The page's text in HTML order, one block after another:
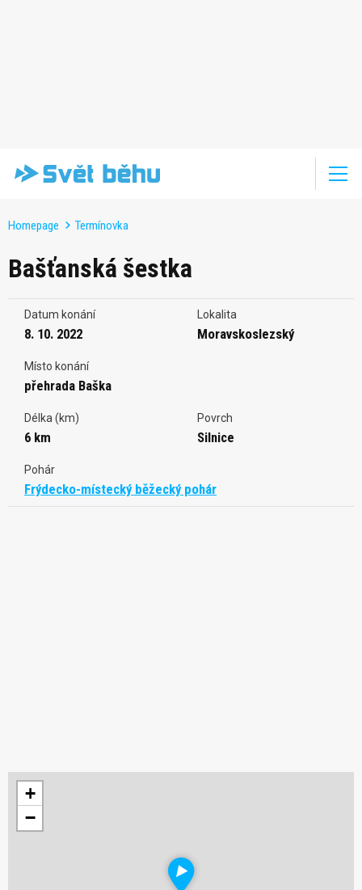
Homepage Termínovka
Bašťanská šestka
Datum konání
8. 10. 2022
Lokalita
Moravskoslezský
Místo konání
přehrada Baška
Délka (km)
6 km
Povrch
Silnice
Pohár
Frýdecko-místecký běžecký pohár
+
−